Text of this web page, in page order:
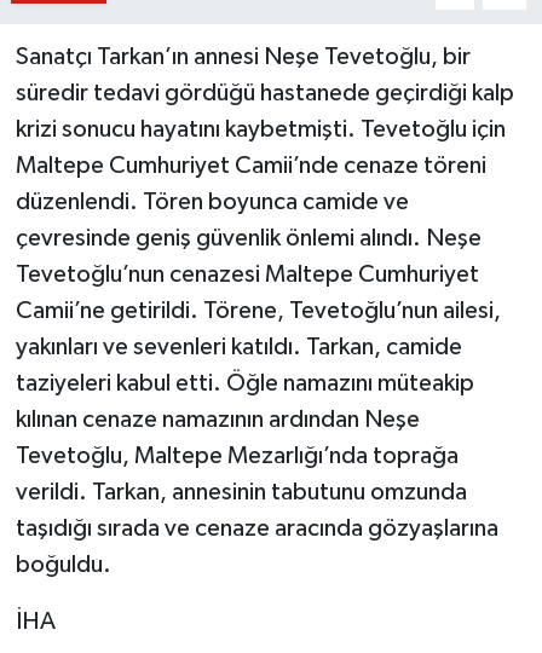
Sanatçı Tarkan’ın annesi Neşe Tevetoğlu, bir
süredir tedavi gördüğü hastanede geçirdiği kalp
krizi sonucu hayatını kaybetmişti. Tevetoğlu için
Maltepe Cumhuriyet Camii’nde cenaze töreni
düzenlendi. Tören boyunca camide ve
çevresinde geniş güvenlik önlemi alındı. Neşe
Tevetoğlu’nun cenazesi Maltepe Cumhuriyet
Camii’ne getirildi. Törene, Tevetoğlu’nun ailesi,
yakınları ve sevenleri katıldı. Tarkan, camide
taziyeleri kabul etti. Öğle namazını müteakip
kılınan cenaze namazının ardından Neşe
Tevetoğlu, Maltepe Mezarlığı’nda toprağa
verildi. Tarkan, annesinin tabutunu omzunda
taşıdığı sırada ve cenaze aracında gözyaşlarına
boğuldu.
İHA